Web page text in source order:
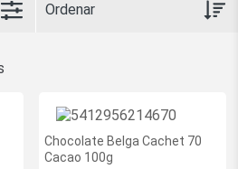
novidade
Ofertas
exclusivas
site
-
Chocolate Belga Cachet 70
Cacao 100g